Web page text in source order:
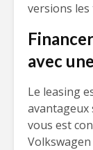
versions
avec
Le leasing
avantageux
vous est